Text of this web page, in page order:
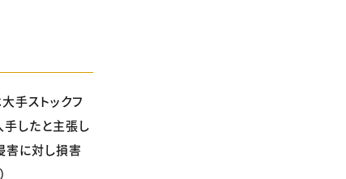
手ストックフ
手したと主張し
害に対し損害